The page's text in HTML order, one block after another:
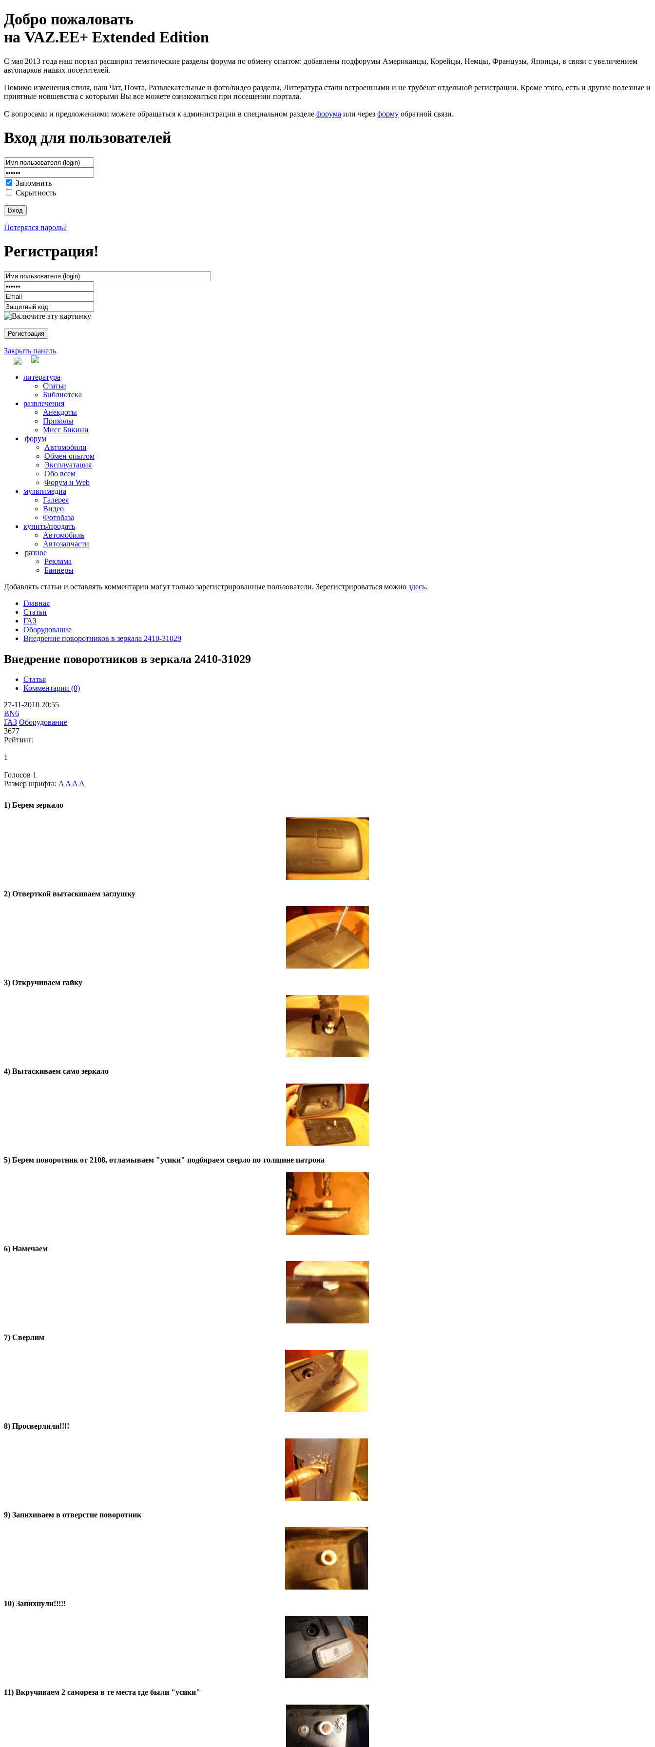
Добро пожаловать
на VAZ.EE+ Extended Edition
С мая 2013 года наш портал расширил тематические разделы форума по обмену опытом: добавлены подфорумы Американцы, Корейцы, Немцы, Французы, Японцы, в связи с увеличением
автопарков наших посетителей.
Помимо изменения стиля, наш Чат, Почта, Развлекательные и фото/видео разделы, Литература стали встроенными и не трубеют отдельной регистрации. Кроме этого, есть и другие полезные и
приятные новшевства с которыми Вы все можете ознакомиться при посещении портала.
С вопросами и предложениями можете обращаться к администрации в специальном разделе форума или через форму обратной связи.
Вход для пользователей
Запомнить
Скрытность
Потерялся пароль?
Регистрация!
Закрыть панель
литература
Статьи
Библиотека
развлечения
Анекдоты
Приколы
Мисс Бикини
форум
Автомобили
Обмен опытом
Эксплуатация
Обо всем
Форум и Web
мультимедиа
Галерея
Видео
Фотобаза
купить/продать
Автомобиль
Автозапчасти
разное
Реклама
Баннеры
Добавлять статьи и оставлять комментарии могут только зарегистрированные пользователи. Зерегистрироваться можно здесь.
Главная
Статьи
ГАЗ
Оборудование
Внедрение поворотников в зеркала 2410-31029
Внедрение поворотников в зеркала 2410-31029
Статья
Комментарии (0)
27-11-2010 20:55
BN6
ГАЗ Оборудование
3677
Рейтинг:
1
Голосов 1
Размер шрифта: AAAA
1) Берем зеркало
2) Отверткой вытаскиваем заглушку
3) Откручиваем гайку
4) Вытаскиваем само зеркало
5) Берем поворотник от 2108, отламываем "усики" подбираем сверло по толщине патрона
6) Намечаем
7) Сверлим
8) Просверлили!!!!
9) Запихиваем в отверстие поворотник
10) Запихнули!!!!!
11) Вкручиваем 2 самореза в те места где были "усики"